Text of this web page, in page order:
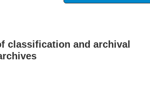
classification and archival